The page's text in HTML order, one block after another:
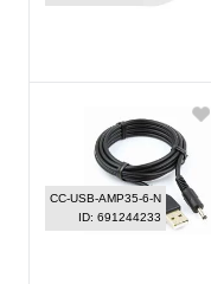
CC-USB-AMP35-6-N
ID: 691244233